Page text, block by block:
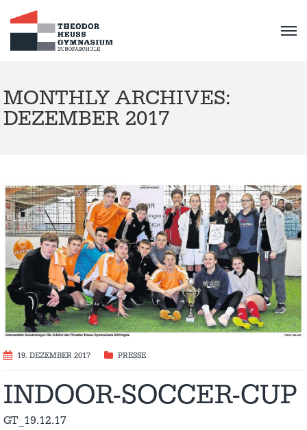
MONTHLY ARCHIVES:
DEZEMBER 2017
19. DEZEMBER 2017 PRESSE
INDOOR-SOCCER-CUP
GT_19.12.17